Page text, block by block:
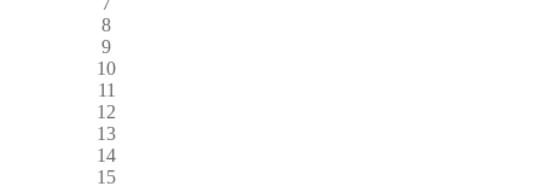
8
9
10
11
12
13
14
15